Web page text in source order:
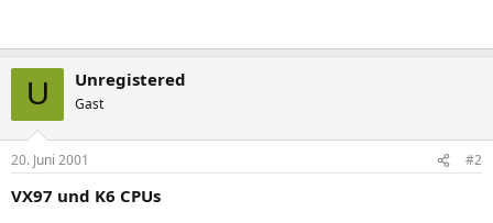
U Unregistered
Gast
20. Juni 2001 #2
VX97 und K6 CPUs